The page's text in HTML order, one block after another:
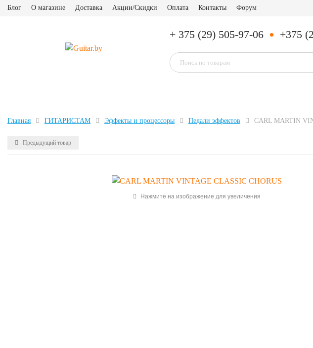
Блог О магазине Доставка Акции/Скидки Оплата Контакты Форум
+ 375 (29) 505-97-06 +375
Главная ГИТАРИСТАМ Эффекты и процессоры Педали эффектов CARL MARTIN
Предыдущий товар
Нажмите на изображение для увеличения